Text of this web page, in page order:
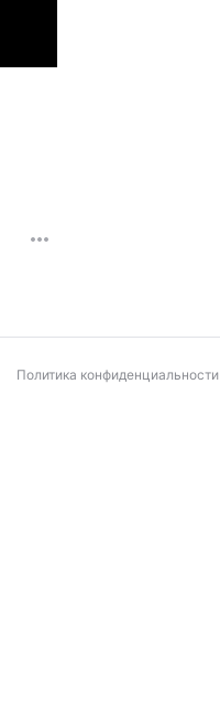
Политика конфиденциальности